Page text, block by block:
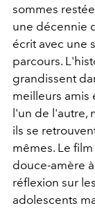
sommes
une décennie
écrit avec une
parcours.
grandissent
meilleurs amis
l'un de l'autre,
ils se
mêmes. Le
douce-amère
réflexion sur
adolescents